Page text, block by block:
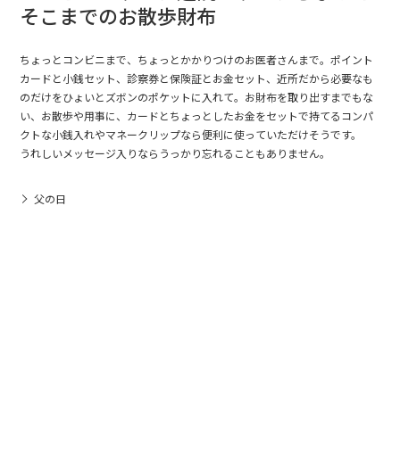
そこまでのお散歩財布
ちょっとコンビニまで、ちょっとかかりつけのお医者さんまで。ポイント
カードと小銭セット、診察券と保険証とお金セット、近所だから必要なも
のだけをひょいとズボンのポケットに入れて。お財布を取り出すまでもな
い、お散歩や用事に、カードとちょっとしたお金をセットで持てるコンパ
クトな小銭入れやマネークリップなら便利に使っていただけそうです。
うれしいメッセージ入りならうっかり忘れることもありません。
父の日